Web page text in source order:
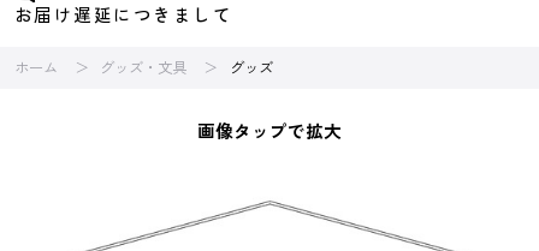
お届け遅延につきまして
ホーム グッズ・文具 グッズ
画像タップで拡大